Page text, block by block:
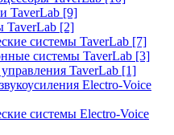
TaverLab [9]
[2]
системы TaverLab [7]
системы TaverLab [3]
TaverLab [1]
Electro-Voice
системы Electro-Voice